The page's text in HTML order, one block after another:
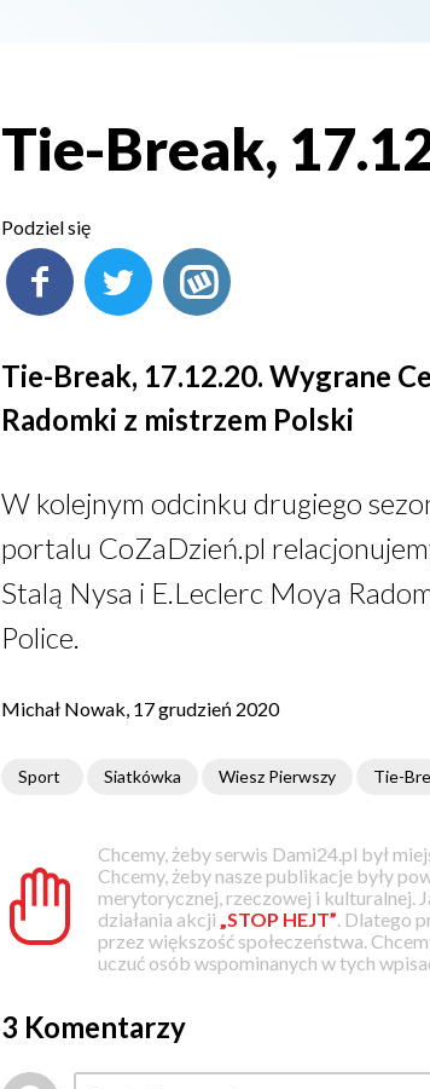
Tie-Break,
Podziel się
Tie-Break, 17.12.20. Wygrane
Radomki z mistrzem Polski
W kolejnym odcinku drugiego
portalu CoZaDzień.pl
Stalą Nysa i E.Leclerc Moya
Police.
Michał Nowak, 17 grudzień 2020
Sport Siatkówka Wiesz Pierwszy Tie-
Chcemy, żeby serwis Dami24.pl był
Chcemy, żeby nasze publikacje były
merytorycznej, rzeczowej i kulturalnej.
działania akcji „STOP HEJT” . Dlatego
przez większość społeczeństwa.
uczuć osób wspominanych w tych
3 Komentarzy